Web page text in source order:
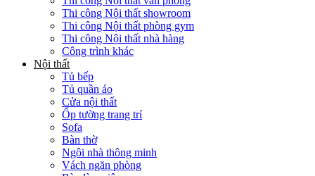
Thi công Nội thất showroom
Thi công Nội thất phòng gym
Thi công Nội thất nhà hàng
Công trình khác
Nội thất
Tủ bếp
Tủ quần áo
Cửa nội thất
Ốp tường trang trí
Sofa
Bàn thờ
Ngôi nhà thông minh
Vách ngăn phòng